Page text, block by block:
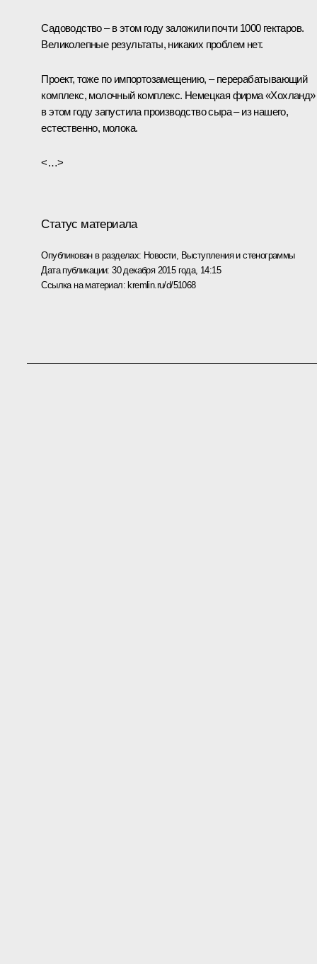
Садоводство – в этом году заложили почти 1000 гектаров.
Великолепные результаты, никаких проблем нет.
Проект, тоже по импортозамещению, – перерабатывающий
комплекс, молочный комплекс. Немецкая фирма «Хохланд»
в этом году запустила производство сыра – из нашего,
естественно, молока.
<…>
Статус материала
Опубликован в разделах: Новости, Выступления и стенограммы
Дата публикации:30 декабря 2015 года, 14:15
Ссылка на материал: kremlin.ru/d/51068